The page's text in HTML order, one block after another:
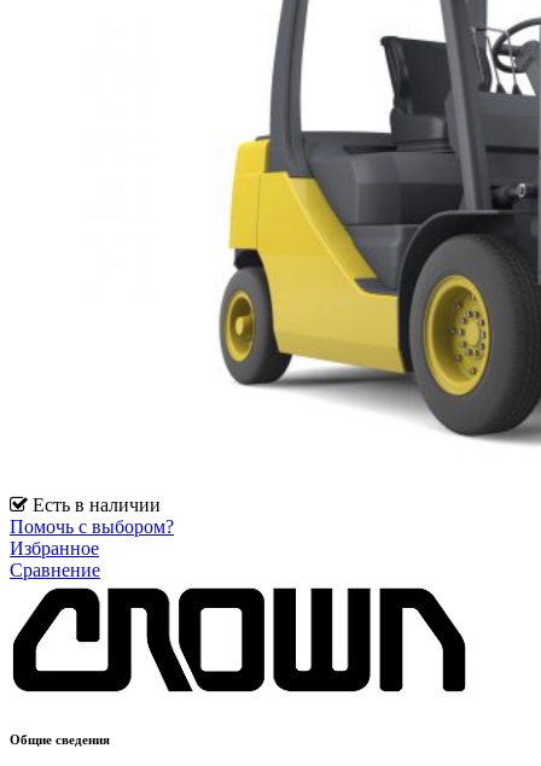
Есть в наличии
Помочь с выбором?
Избранное
Сравнение
Общие сведения